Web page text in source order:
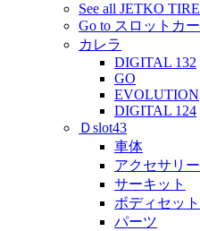
See all JETKO TIRE
Go to スロットカー
カレラ
DIGITAL 132
GO
EVOLUTION
DIGITAL 124
Ｄslot43
車体
アクセサリー
サーキット
ボディセット
パーツ